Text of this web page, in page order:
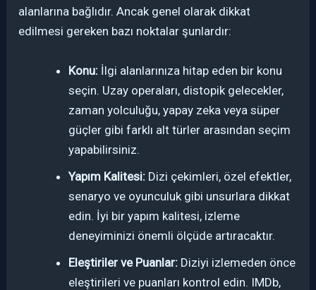
alanlarına bağlıdır. Ancak genel olarak dikkat
edilmesi gereken bazı noktalar şunlardır:
Konu: İlgi alanlarınıza hitap eden bir konu
seçin. Uzay operaları, distopik gelecekler,
zaman yolculuğu, yapay zeka veya süper
güçler gibi farklı alt türler arasından seçim
yapabilirsiniz.
Yapım Kalitesi: Dizi çekimleri, özel efektler,
senaryo ve oyunculuk gibi unsurlara dikkat
edin. İyi bir yapım kalitesi, izleme
deneyiminizi önemli ölçüde artıracaktır.
Eleştiriler ve Puanlar: Diziyi izlemeden önce
eleştirileri ve puanları kontrol edin. IMDb,